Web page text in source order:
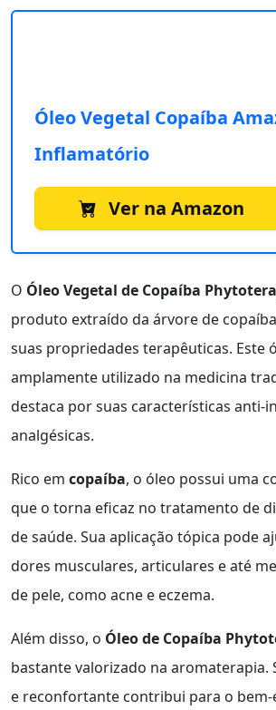
Óleo Vegetal Copaíba
Inflamatório
Ver na Amazon
O Óleo Vegetal de Copaíba
produto extraído da árvore de
suas propriedades terapêuticas. Este
amplamente utilizado na medicina
destaca por suas características anti-
analgésicas.
Rico em copaíba, o óleo possui uma
que o torna eficaz no tratamento de
de saúde. Sua aplicação tópica pode
dores musculares, articulares e até
de pele, como acne e eczema.
Além disso, o Óleo de Copaíba
bastante valorizado na aromaterapia.
e reconfortante contribui para o